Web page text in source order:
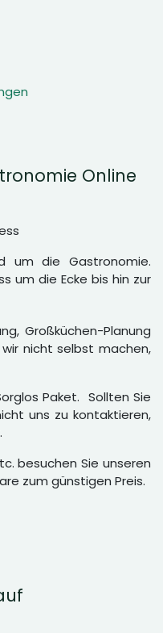
Online
um die Gastronomie.
um die Ecke bis hin zur
Großküchen-Planung
nicht selbst machen,
Paket. Sollten Sie
uns zu kontaktieren,
besuchen Sie unseren
zum günstigen Preis.